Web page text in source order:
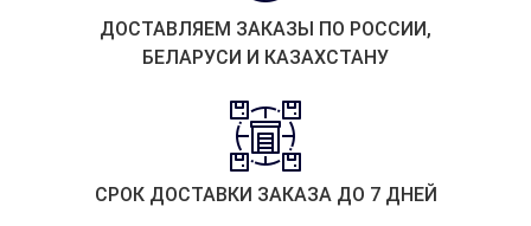
ДОСТАВЛЯЕМ ЗАКАЗЫ ПО РОССИИ,
БЕЛАРУСИ И КАЗАХСТАНУ
СРОК ДОСТАВКИ ЗАКАЗА ДО 7 ДНЕЙ